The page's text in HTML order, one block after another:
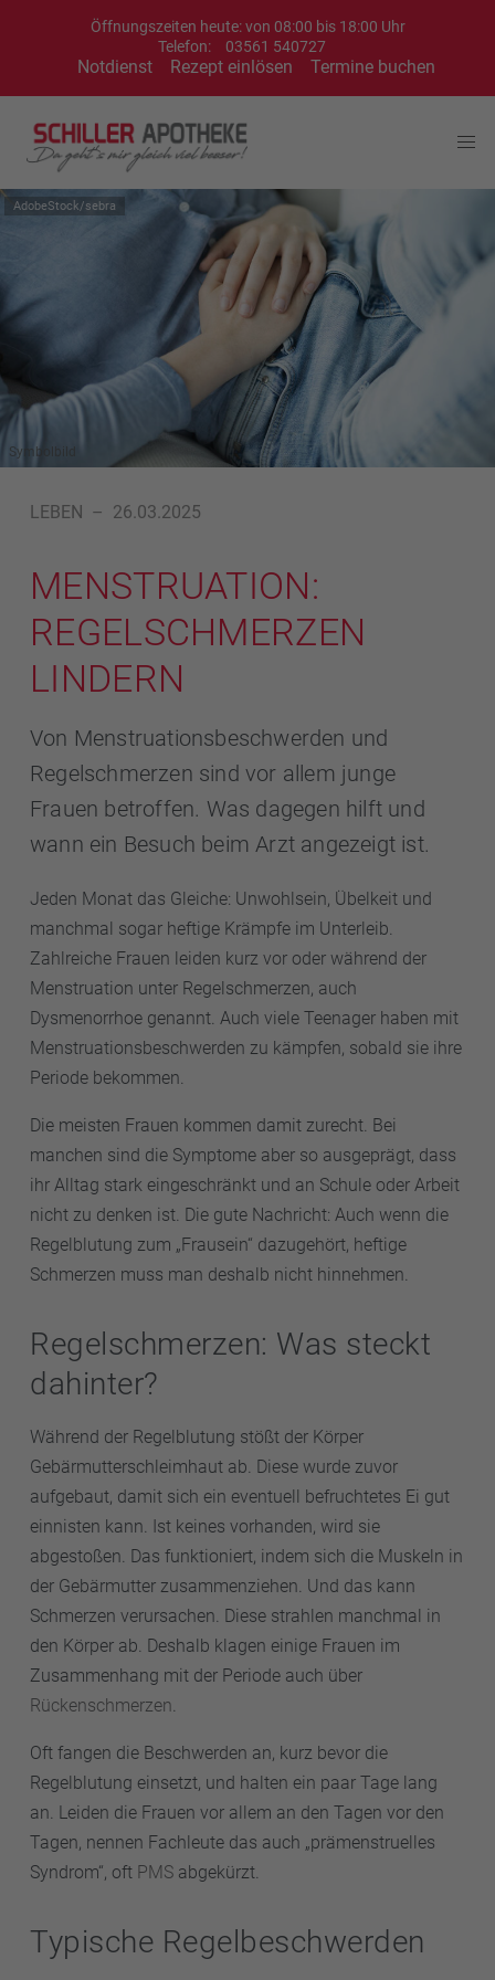
Öffnungszeiten heute: von 08:00 bis 18:00 Uhr
Telefon:
03561 540727
Notdienst Rezept einlösen Termine buchen
AdobeStock/sebra
Symbolbild
LEBEN – 26.03.2025
MENSTRUATION:
REGELSCHMERZEN
LINDERN
Von Menstruationsbeschwerden und
Regelschmerzen sind vor allem junge
Frauen betroffen. Was dagegen hilft und
wann ein Besuch beim Arzt angezeigt ist.
Jeden Monat das Gleiche: Unwohlsein, Übelkeit und
manchmal sogar heftige Krämpfe im Unterleib.
Zahlreiche Frauen leiden kurz vor oder während der
Menstruation unter Regelschmerzen, auch
Dysmenorrhoe genannt. Auch viele Teenager haben mit
Menstruationsbeschwerden zu kämpfen, sobald sie ihre
Periode bekommen.
Die meisten Frauen kommen damit zurecht. Bei
manchen sind die Symptome aber so ausgeprägt, dass
ihr Alltag stark eingeschränkt und an Schule oder Arbeit
nicht zu denken ist. Die gute Nachricht: Auch wenn die
Regelblutung zum „Frausein“ dazugehört, heftige
Schmerzen muss man deshalb nicht hinnehmen.
Regelschmerzen: Was steckt
dahinter?
Während der Regelblutung stößt der Körper
Gebärmutterschleimhaut ab. Diese wurde zuvor
aufgebaut, damit sich ein eventuell befruchtetes Ei gut
einnisten kann. Ist keines vorhanden, wird sie
abgestoßen. Das funktioniert, indem sich die Muskeln in
der Gebärmutter zusammenziehen. Und das kann
Schmerzen verursachen. Diese strahlen manchmal in
den Körper ab. Deshalb klagen einige Frauen im
Zusammenhang mit der Periode auch über
Rückenschmerzen.
Oft fangen die Beschwerden an, kurz bevor die
Regelblutung einsetzt, und halten ein paar Tage lang
an. Leiden die Frauen vor allem an den Tagen vor den
Tagen, nennen Fachleute das auch „prämenstruelles
Syndrom“, oft PMS abgekürzt.
Typische Regelbeschwerden